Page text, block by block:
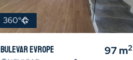
360°
Bulevar Evrope 97m2